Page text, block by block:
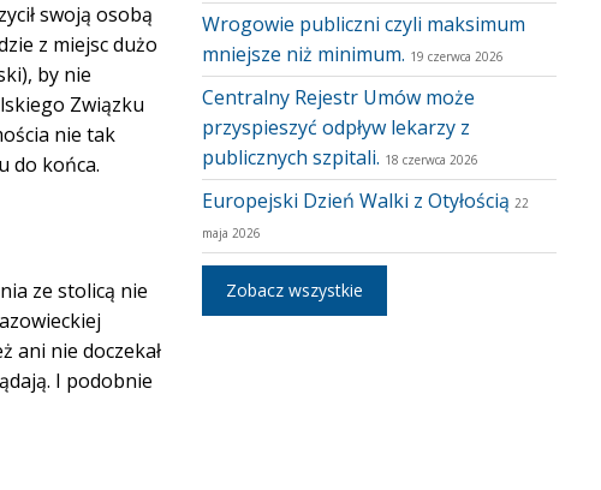
swoją osobą
z miejsc dużo
by nie
Związku
nie tak
do końca.
ze stolicą nie
ani nie doczekał
I podobnie
Wrogowie publiczni czyli maksimum
mniejsze niż minimum. 19 czerwca 2026
Centralny Rejestr Umów może
przyspieszyć odpływ lekarzy z
publicznych szpitali. 18 czerwca 2026
Europejski Dzień Walki z Otyłością 22
maja 2026
Zobacz wszystkie